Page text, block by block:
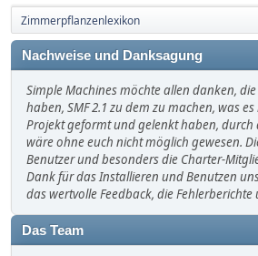
Zimmerpflanzenlexikon
Nachweise und Danksagung
Simple Machines möchte allen danken,
haben, SMF 2.1 zu dem zu machen, was
Projekt geformt und gelenkt haben, durch
wäre ohne euch nicht möglich gewesen.
Benutzer und besonders die Charter-
Dank für das Installieren und Benutzen
das wertvolle Feedback, die
Das Team